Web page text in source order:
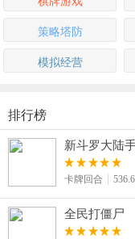
策略塔防
模拟经营
排行榜
新斗罗大陆
动漫卡牌手游
卡牌回合
全民打僵尸